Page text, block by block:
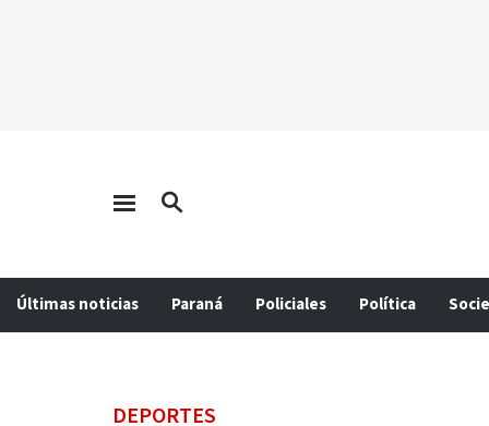
Últimas noticias Paraná Policiales Política
DEPORTES